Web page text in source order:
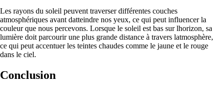
Les rayons du soleil peuvent traverser différentes couches
atmosphériques avant datteindre nos yeux, ce qui peut influencer la
couleur que nous percevons. Lorsque le soleil est bas sur lhorizon, sa
lumière doit parcourir une plus grande distance à travers latmosphère,
ce qui peut accentuer les teintes chaudes comme le jaune et le rouge
dans le ciel.
Conclusion